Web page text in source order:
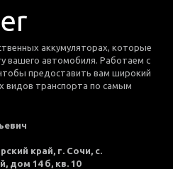
аккумуляторах, которые
вашего автомобиля. Работаем с
предоставить вам широкий
видов транспорта по самым
край, г. Сочи, с.
дом 14 б, кв. 10